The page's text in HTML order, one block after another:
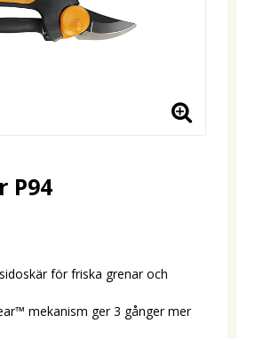
P94
för friska grenar och
mekanism ger 3 gånger mer